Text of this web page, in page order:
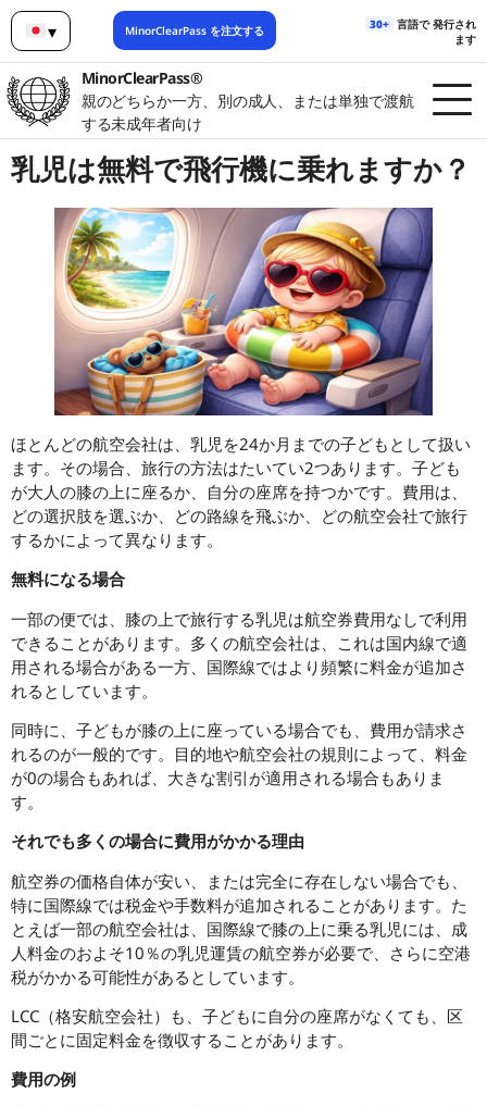
▾
日本語
MinorClearPass を注文する 30+ 言語で 発行され
ます
MinorClearPass®
親のどちらか一方、別の成人、または単独で渡航
する未成年者向け
乳児は無料で飛行機に乗れますか？
ほとんどの航空会社は、乳児を24か月までの子どもとして扱い
ます。その場合、旅行の方法はたいてい2つあります。子ども
が大人の膝の上に座るか、自分の座席を持つかです。費用は、
どの選択肢を選ぶか、どの路線を飛ぶか、どの航空会社で旅行
するかによって異なります。
無料になる場合
一部の便では、膝の上で旅行する乳児は航空券費用なしで利用
できることがあります。多くの航空会社は、これは国内線で適
用される場合がある一方、国際線ではより頻繁に料金が追加さ
れるとしています。
同時に、子どもが膝の上に座っている場合でも、費用が請求さ
れるのが一般的です。目的地や航空会社の規則によって、料金
が0の場合もあれば、大きな割引が適用される場合もありま
す。
それでも多くの場合に費用がかかる理由
航空券の価格自体が安い、または完全に存在しない場合でも、
特に国際線では税金や手数料が追加されることがあります。た
とえば一部の航空会社は、国際線で膝の上に乗る乳児には、成
人料金のおよそ10％の乳児運賃の航空券が必要で、さらに空港
税がかかる可能性があるとしています。
LCC（格安航空会社）も、子どもに自分の座席がなくても、区
間ごとに固定料金を徴収することがあります。
費用の例